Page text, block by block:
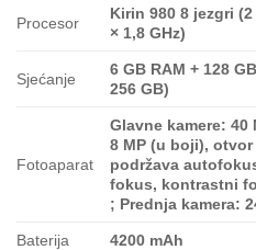
Procesor
Kirin 980 8 jezgri (2
× 1,8 GHz)
Sjećanje
6 GB RAM + 128
256 GB)
Fotoaparat
Glavne kamere: 40
8 MP (u boji), otvor
podržava
fokus, kontrastni
; Prednja kamera:
Baterija 4200 mAh